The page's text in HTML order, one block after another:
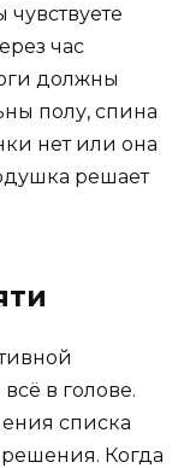
час
должны
полу, спина
нет или она
решает
в голове.
списка
Когда